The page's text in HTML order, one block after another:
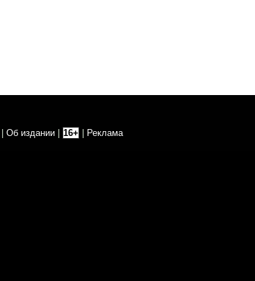
Об издании| 16+ Реклама